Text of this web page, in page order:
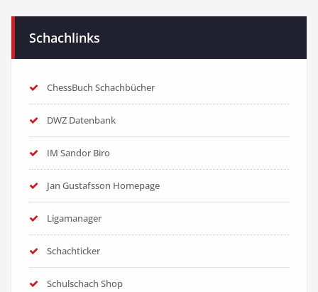
Schachlinks
ChessBuch Schachbücher
DWZ Datenbank
IM Sandor Biro
Jan Gustafsson Homepage
Ligamanager
Schachticker
Schulschach Shop